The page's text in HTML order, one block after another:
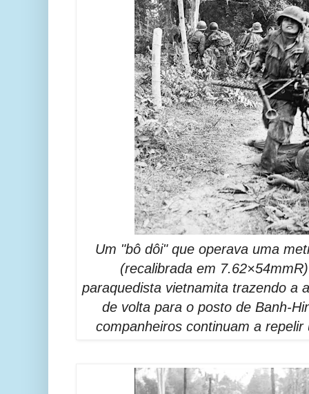
Um "bô dôi" que operava uma
(recalibrada em
paraquedista vietnamita trazendo a
de volta para o posto de Banh-
companheiros continuam a